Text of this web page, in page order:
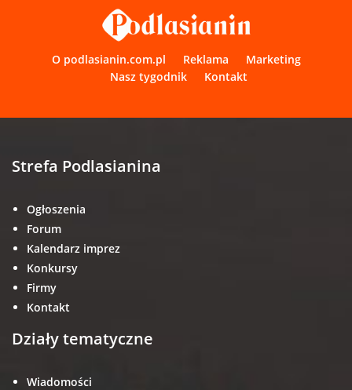
O podlasianin.com.pl Reklama
Marketing
Nasz tygodnik
Kontakt
Strefa Podlasianina
Ogłoszenia
Forum
Kalendarz imprez
Konkursy
Firmy
Kontakt
Działy tematyczne
Wiadomości